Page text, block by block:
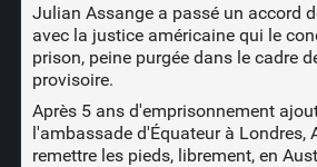
Julian Assange a passé un accord
avec la justice américaine qui le
prison, peine purgée dans le cadre
provisoire.
Après 5 ans d'emprisonnement
l'ambassade d'Équateur à Londres,
remettre les pieds, librement, en